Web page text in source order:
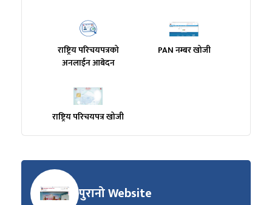
राष्ट्रिय परिचयपत्रको
अनलाईन आबेदन
PAN नम्बर खोजी
राष्ट्रिय परिचयपत्र खोजी
पुरानो Website